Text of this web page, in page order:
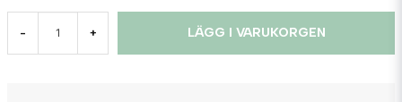
- + LÄGG I VARUKORGEN